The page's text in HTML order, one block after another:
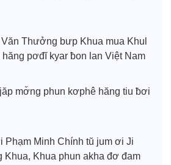
Thưởng bưp Khua mua Khul
pơđĭ kyar ƀon lan Việt Nam
mơ̆ng phun kơphê hăng tiu ƀơi
Phạm Minh Chính tŭ jum ơi Ji
Khua, Khua phun akha đơ đam